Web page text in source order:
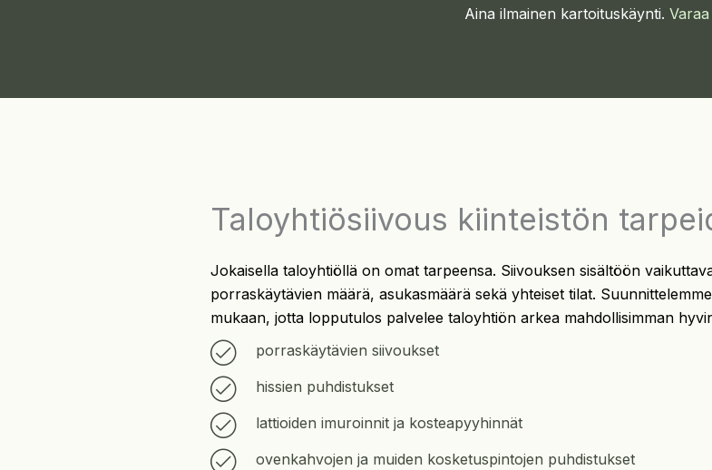
Aina ilmainen kartoituskäynti.
Taloyhtiösiivous kiinteistön
Jokaisella taloyhtiöllä on omat tarpeensa. Siivouksen sisältöön
porraskäytävien määrä, asukasmäärä sekä yhteiset tilat.
mukaan, jotta lopputulos palvelee taloyhtiön arkea mahdollisimman
porraskäytävien siivoukset
hissien puhdistukset
lattioiden imuroinnit ja kosteapyyhinnät
ovenkahvojen ja muiden kosketuspintojen puhdistukset